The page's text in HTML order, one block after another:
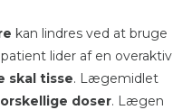
kan lindres ved at bruge
lider af en overaktiv
skal tisse. Lægemidlet
doser. Lægen